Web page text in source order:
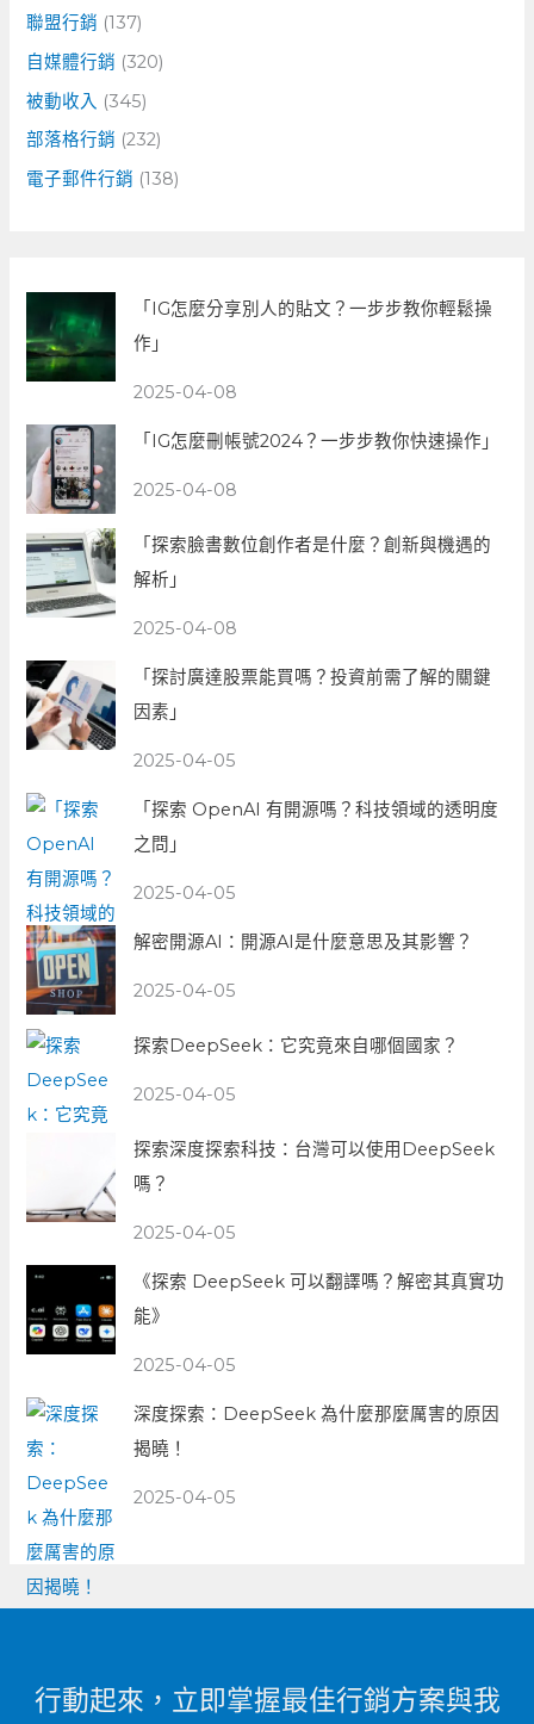
聯盟行銷 (137)
自媒體行銷 (320)
被動收入 (345)
部落格行銷 (232)
電子郵件行銷 (138)
「IG怎麼分享別人的貼文？一步步教你輕鬆操
作」
2025-04-08
「IG怎麼刪帳號2024？一步步教你快速操作」
2025-04-08
「探索臉書數位創作者是什麼？創新與機遇的
解析」
2025-04-08
「探討廣達股票能買嗎？投資前需了解的關鍵
因素」
2025-04-05
「探索 OpenAI 有開源嗎？科技領域的透明度
之問」
2025-04-05
解密開源AI：開源AI是什麼意思及其影響？
2025-04-05
探索DeepSeek：它究竟來自哪個國家？
2025-04-05
探索深度探索科技：台灣可以使用DeepSeek
嗎？
2025-04-05
《探索 DeepSeek 可以翻譯嗎？解密其真實功
能》
2025-04-05
深度探索：DeepSeek 為什麼那麼厲害的原因
揭曉！
2025-04-05
行動起來，立即掌握最佳行銷方案與我